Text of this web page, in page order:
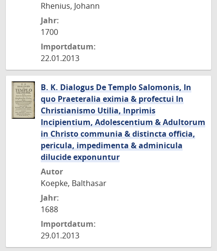
Rhenius, Johann
Jahr:
1700
Importdatum:
22.01.2013
B. K. Dialogus De Templo Salomonis, In
quo Praeteralia eximia & profectui In
Christianismo Utilia, Inprimis
Incipientium, Adolescentium & Adultorum
in Christo communia & distincta officia,
pericula, impedimenta & adminicula
dilucide exponuntur
Autor
Koepke, Balthasar
Jahr:
1688
Importdatum:
29.01.2013